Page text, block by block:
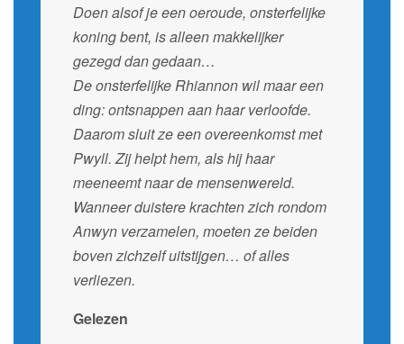
Doen alsof je een oeroude, onsterfelijke
koning bent, is alleen makkelijker
gezegd dan gedaan…
De onsterfelijke Rhiannon wil maar een
ding: ontsnappen aan haar verloofde.
Daarom sluit ze een overeenkomst met
Pwyll. Zij helpt hem, als hij haar
meeneemt naar de mensenwereld.
Wanneer duistere krachten zich rondom
Anwyn verzamelen, moeten ze beiden
boven zichzelf uitstijgen… of alles
verliezen.
Gelezen